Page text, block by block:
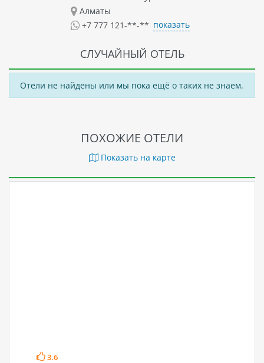
Алматы
+7 777 121-**-** показать
СЛУЧАЙНЫЙ ОТЕЛЬ
Отели не найдены или мы пока ещё о таких не знаем.
ПОХОЖИЕ ОТЕЛИ
Показать на карте
3.6